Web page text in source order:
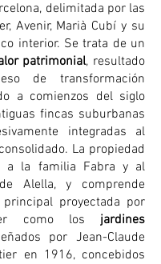
delimitada por las
Avenir, Marià Cubí y su
interior. Se trata de un
patrimonial, resultado
de transformación
a comienzos del siglo
fincas suburbanas
integradas al
La propiedad
a la familia Fabra y al
Alella, y comprende
proyectada por
como los jardines
por Jean-Claude
en 1916, concebidos